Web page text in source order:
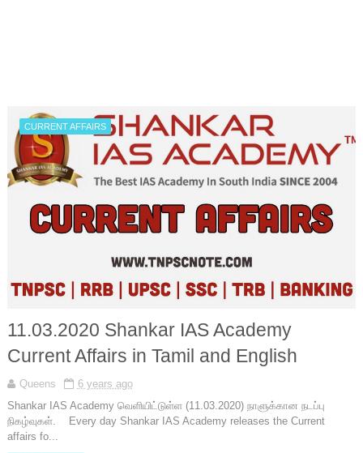
CURRENT AFFAIRS
11.03.2020 Shankar IAS Academy
Current Affairs in Tamil and English
Queens
6 years ago
Shankar IAS Academy வெளியிட்டுள்ள (11.03.2020) நாளுக்கான நடப்பு
நிகழ்வுகள். Every day Shankar IAS Academy releases the Current
affairs fo...